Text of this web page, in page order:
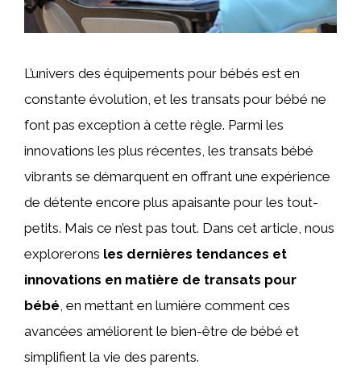
L’univers des équipements pour bébés est en
constante évolution, et les transats pour bébé ne
font pas exception à cette règle. Parmi les
innovations les plus récentes, les transats bébé
vibrants se démarquent en offrant une expérience
de détente encore plus apaisante pour les tout-
petits. Mais ce n’est pas tout. Dans cet article, nous
explorerons les dernières tendances et
innovations en matière de transats pour
bébé , en mettant en lumière comment ces
avancées améliorent le bien-être de bébé et
simplifient la vie des parents.